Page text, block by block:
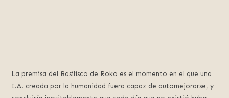
La premisa del Basilisco de Roko es el momento en el que una
I.A. creada por la humanidad fuera capaz de automejorarse, y